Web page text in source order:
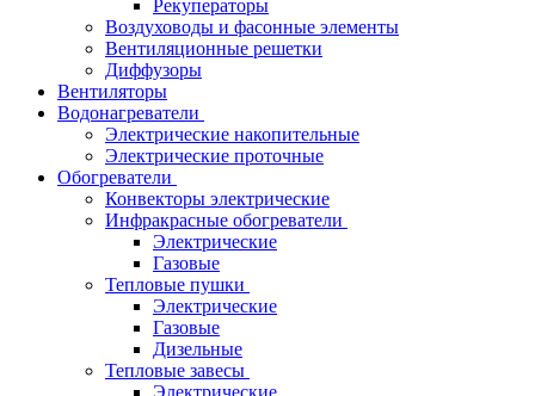
Рекуператоры
Воздуховоды и фасонные элементы
Вентиляционные решетки
Диффузоры
Вентиляторы
Водонагреватели
Электрические накопительные
Электрические проточные
Обогреватели
Конвекторы электрические
Инфракрасные обогреватели
Электрические
Газовые
Тепловые пушки
Электрические
Газовые
Дизельные
Тепловые завесы